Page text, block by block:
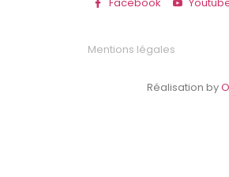
Facebook
Mentions légales
Réalisation by